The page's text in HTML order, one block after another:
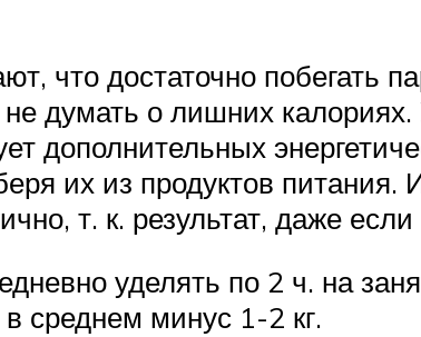
что достаточно побегать
думать о лишних
дополнительных
их из продуктов питания.
т. к. результат, даже
уделять по 2 ч. на
среднем минус 1-2 кг.